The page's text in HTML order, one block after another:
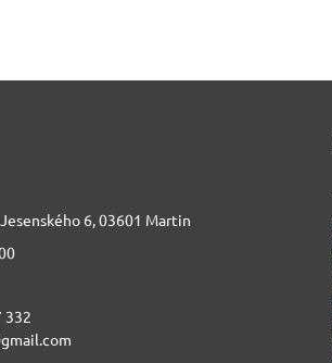
Jesenského 6, 03601 Martin
332